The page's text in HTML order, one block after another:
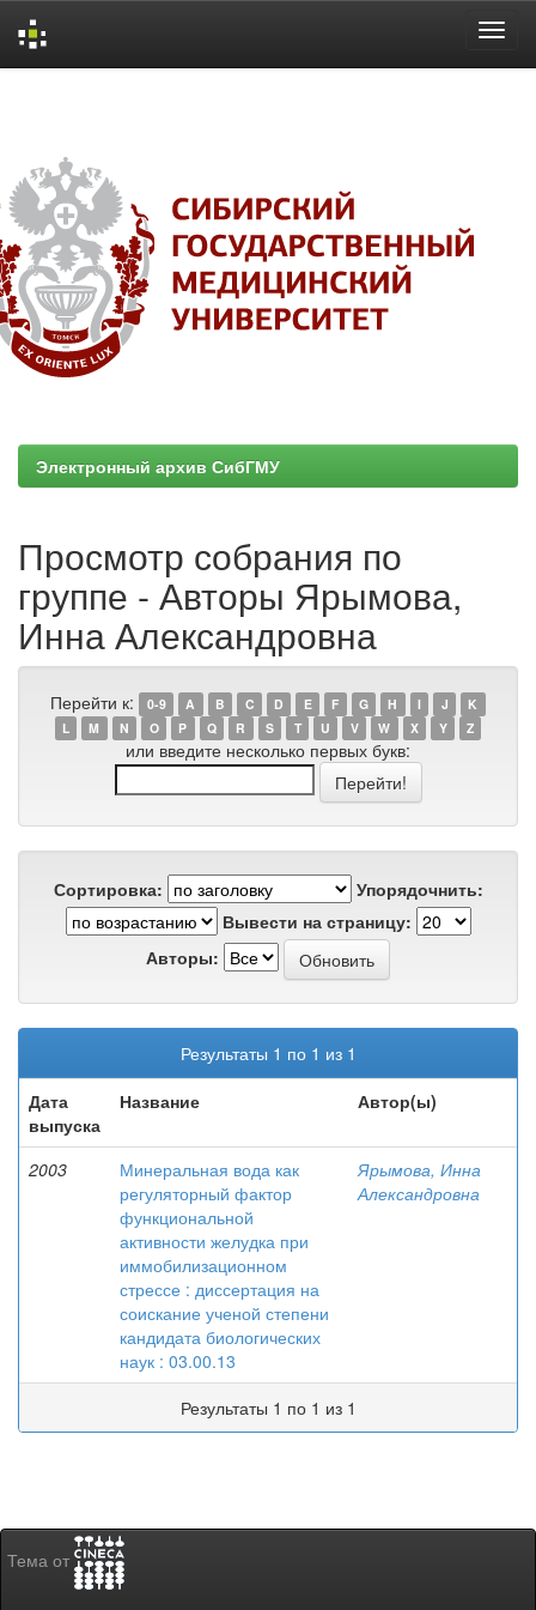
Электронный архив СибГМУ
Просмотр собрания по
группе - Авторы Ярымова,
Инна Александровна
Перейти к: 0-9 A B C D E F G H I J
K
L
M N O P Q R S T U V W X Y Z
или введите несколько первых букв:
Сортировка:
Упорядочнить:
Вывести на страницу:
Авторы:
Результаты 1 по 1 из 1
Дата
выпуска
Название Автор(ы)
2003
Минеральная вода как
регуляторный фактор
функциональной
активности желудка при
иммобилизационном
стрессе : диссертация на
соискание ученой степени
кандидата биологических
наук : 03.00.13
Ярымова, Инна
Александровна
Результаты 1 по 1 из 1
Тема от